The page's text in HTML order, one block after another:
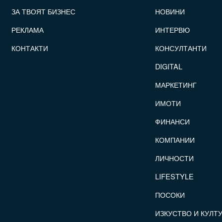
ЗА ТВОЯТ БИЗНЕС
РЕКЛАМА
КОНТАКТИ
НОВИНИ
ИНТЕРВЮ
КОНСУЛТАНТИ
DIGITAL
МАРКЕТИНГ
ИМОТИ
ФИНАНСИ
КОМПАНИИ
ЛИЧНОСТИ
LIFESTYLE
ПОСОКИ
ИЗКУСТВО И